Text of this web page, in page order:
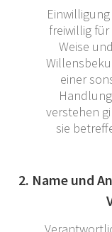
freiwillig
Weise
einer
verstehen
sie
2. Name und